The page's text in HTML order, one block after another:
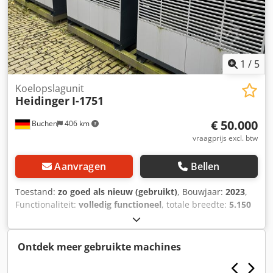
1 / 5
Buchen 406 km
Koelopslagunit
Heidinger I-1751
€ 50.000
vraagprijs excl. btw
Aanvragen Bellen
Toestand: zo goed als nieuw (gebruikt), Bouwjaar: 2023,
Functionaliteit: volledig functioneel, totale breedte: 5.150
16.000 mm, totale hoogte:
temperatuur:2 °C, Wij bieden deze vrijwel nieuwe
Heidinger I-1751 koelcel, bouwjaar 2023, aan. Cedpfx
Aioykrtpo Neha Type: I - 1751 Bouwjaar: 2023 Dubbele
koelcel 2-8°C (ongebruikt) Elk voorzien van Viessmann
Ontdek meer gebruikte machines